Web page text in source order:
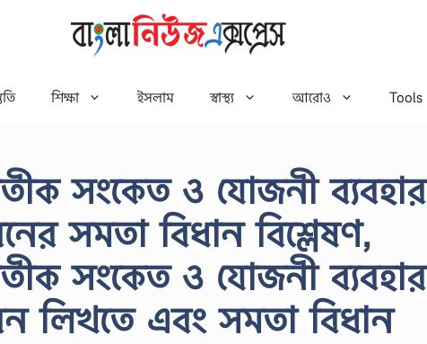
শিক্ষা ইসলাম স্বাস্থ্য আরোও Tools
সংকেত ও যােজনী ব্যবহার
সমতা বিধান বিশ্লেষণ,
সংকেত ও যােজনী ব্যবহার
লিখতে এবং সমতা বিধান